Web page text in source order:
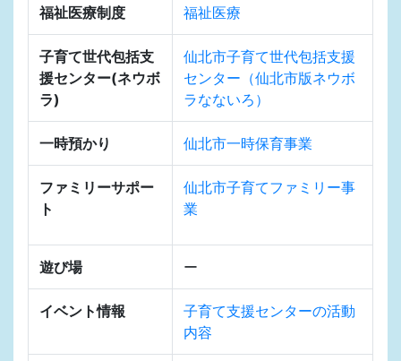
福祉医療制度 福祉医療
子育て世代包括支
援センター(ネウボ
ラ)
仙北市子育て世代包括支援
センター（仙北市版ネウボ
ラなないろ）
一時預かり 仙北市一時保育事業
ファミリーサポー
ト
仙北市子育てファミリー事
業
遊び場 ー
イベント情報
子育て支援センターの活動
内容